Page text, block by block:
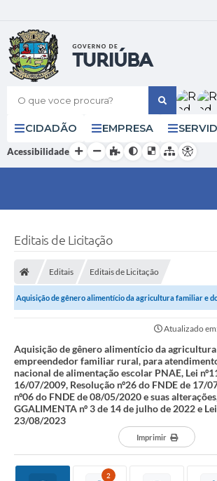
O que voce procura?
CIDADÃO EMPRESA
Acessibilidade
Editais de Licitação
Editais Editais de Licitação
Aquisição de gênero alimentício da agricultura familiar e
Atualizado
Aquisição de gênero alimentício da
empreendedor familiar rural, para
nacional de alimentação escolar PNAE, Lei
16/07/2009, Resolução nº26 do FNDE de 17/
nº06 do FNDE de 08/05/2020 e suas
GGALIMENTA nº 3 de 14 de julho de 2022 e
23/08/2023
Imprimir
2